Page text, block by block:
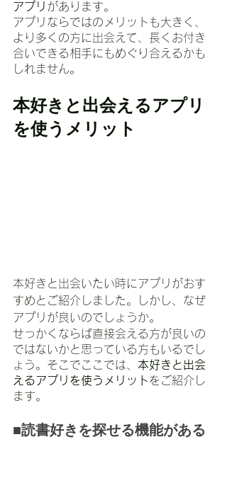
アプリ があります。
アプリならではのメリットも大きく、
より多くの方に出会えて、長くお付き
合いできる相手にもめぐり合えるかも
しれません。
本好きと出会えるアプリ
を使うメリット
本好きと出会いたい時にアプリがおす
すめとご紹介しました。しかし、なぜ
アプリが良いのでしょうか。
せっかくならば直接会える方が良いの
ではないかと思っている方もいるでし
ょう。そこでここでは、 本好きと出会
えるアプリを使うメリットをご紹介し
ます。
■読書好きを探せる機能がある